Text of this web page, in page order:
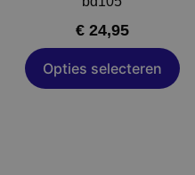
€24,95
Opties selecteren
de
productpagina